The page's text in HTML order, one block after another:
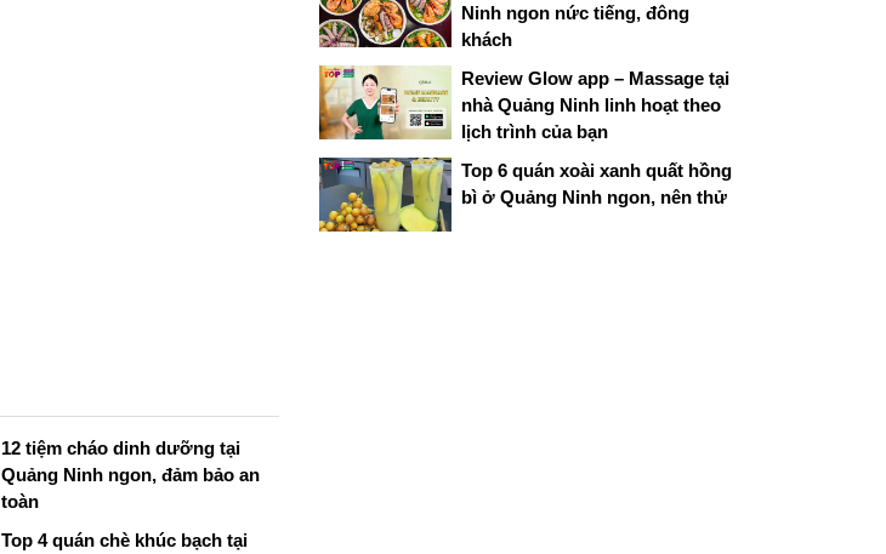
Ninh ngon nức tiếng, đông
khách
Review Glow app – Massage tại
nhà Quảng Ninh linh hoạt theo
lịch trình của bạn
Top 6 quán xoài xanh quất hồng
bì ở Quảng Ninh ngon, nên thử
12 tiệm cháo dinh dưỡng tại
Quảng Ninh ngon, đảm bảo an
toàn
Top 4 quán chè khúc bạch tại